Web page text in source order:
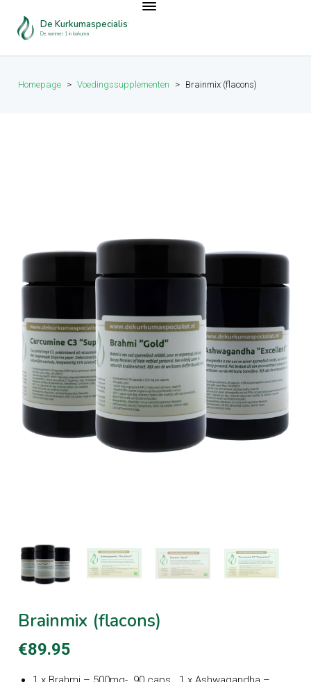
De Kurkumaspecialist
De nummer 1 in kurkuma
Homepage > Voedingssupplementen > Brainmix (flacons)
Brainmix (flacons)
€89.95